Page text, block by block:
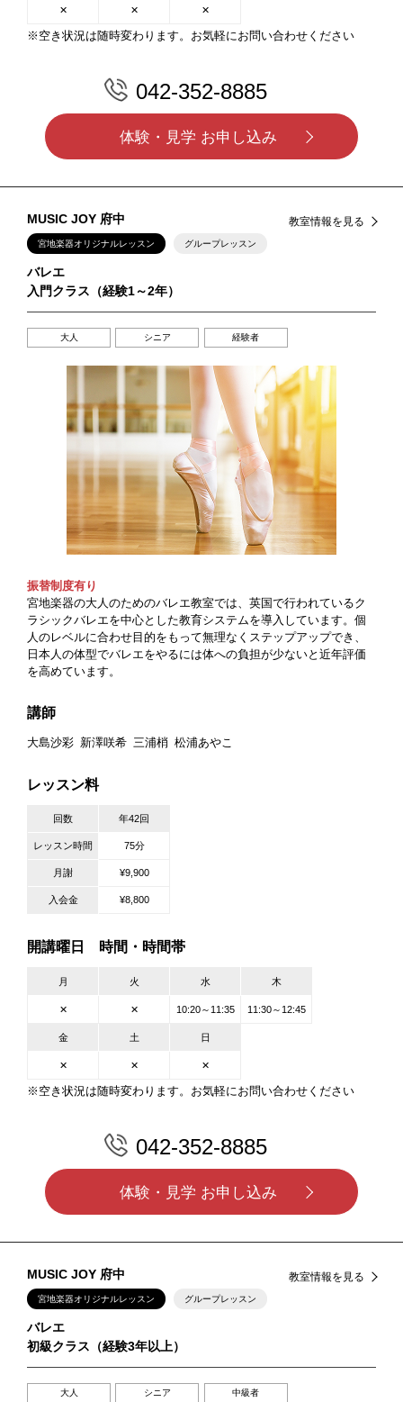
✕ ✕ ✕
※空き状況は随時変わります。お気軽にお問い合わせください
042-352-8885
体験・見学 お申し込み
MUSIC JOY 府中 教室情報を見る
宮地楽器オリジナルレッスン グループレッスン
バレエ
入門クラス（経験1～2年）
大人 シニア 経験者
振替制度有り
宮地楽器の大人のためのバレエ教室では、英国で行われているク
ラシックバレエを中心とした教育システムを導入しています。個
人のレベルに合わせ目的をもって無理なくステップアップでき、
日本人の体型でバレエをやるには体への負担が少ないと近年評価
を高めています。
講師
大島沙彩 新澤咲希 三浦梢 松浦あやこ
レッスン料
回数 年42回
レッスン時間 75分
月謝 ¥9,900
入会金 ¥8,800
開講曜日 時間・時間帯
月 火 水 木
✕ ✕ 10:20～11:35 11:30～12:45
金 土 日
✕ ✕ ✕
※空き状況は随時変わります。お気軽にお問い合わせください
042-352-8885
体験・見学 お申し込み
MUSIC JOY 府中 教室情報を見る
宮地楽器オリジナルレッスン グループレッスン
バレエ
初級クラス（経験3年以上）
大人 シニア 中級者